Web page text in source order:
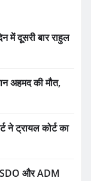
में दूसरी बार राहुल
अहमद की मौत,
ने ट्रायल कोर्ट का
SDO और ADM